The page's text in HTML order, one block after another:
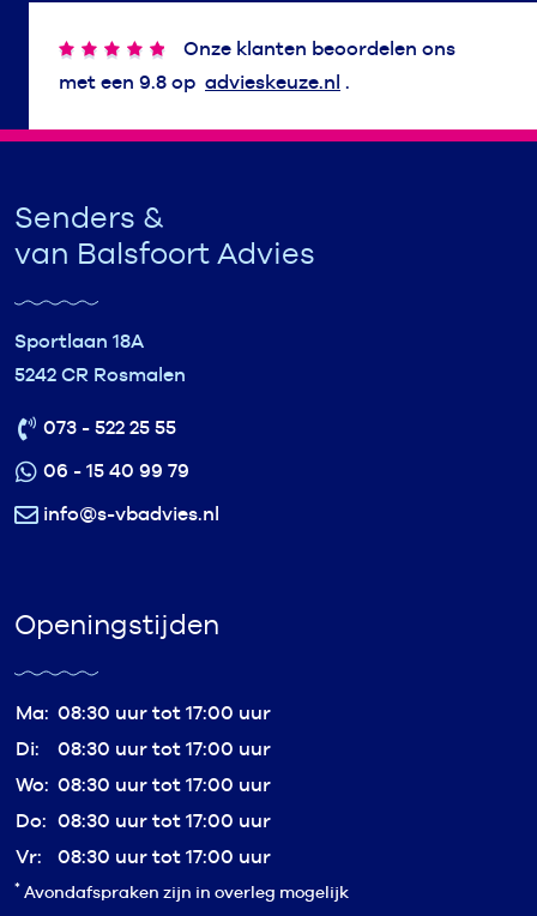
Onze klanten beoordelen ons
met een 9.8 op advieskeuze.nl .
Senders &
van Balsfoort Advies
Sportlaan 18A
5242 CR Rosmalen
073 - 522 25 55
06 - 15 40 99 79
info@s-vbadvies.nl
Openingstijden
Ma: 08:30 uur tot 17:00 uur
Di:
08:30 uur tot 17:00 uur
Wo: 08:30 uur tot 17:00 uur
Do: 08:30 uur tot 17:00 uur
Vr:
08:30 uur tot 17:00 uur
* Avondafspraken zijn in overleg mogelijk